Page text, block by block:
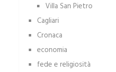
Villa San Pietro
Cagliari
Cronaca
economia
fede e religiosità